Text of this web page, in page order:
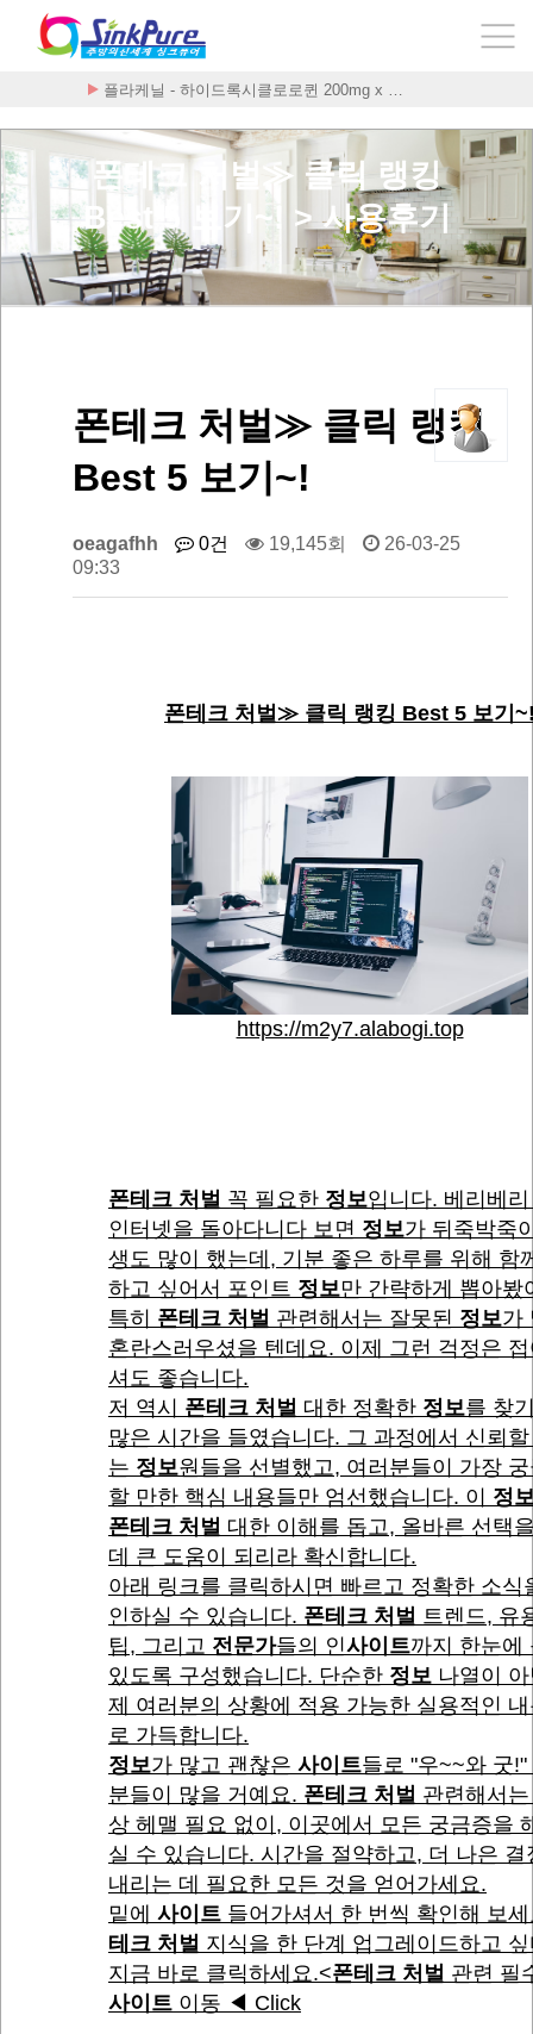
플라케닐 - 하이드록시클로로퀸 200mg x …
폰테크 처벌≫ 클릭 랭킹
Best 5 보기~! > 사용후기
폰테크 처벌≫ 클릭 랭킹
Best 5 보기~!
oeagafhh 0건 19,145회
26-03-25
09:33
폰테크 처벌≫ 클릭 랭킹 Best 5 보기
https://m2y7.alabogi.top
폰테크 처벌 꼭 필요한 정보입니다. 베리베
인터넷을 돌아다니다 보면 정보가 뒤죽박죽
생도 많이 했는데, 기분 좋은 하루를 위해 함
하고 싶어서 포인트 정보만 간략하게 뽑아봤
특히 폰테크 처벌 관련해서는 잘못된 정보가
혼란스러우셨을 텐데요. 이제 그런 걱정은
셔도 좋습니다.
저 역시 폰테크 처벌 대한 정확한 정보를 찾
많은 시간을 들였습니다. 그 과정에서 신뢰
는 정보원들을 선별했고, 여러분들이 가장
할 만한 핵심 내용들만 엄선했습니다. 이 정
폰테크 처벌 대한 이해를 돕고, 올바른 선택
데 큰 도움이 되리라 확신합니다.
아래 링크를 클릭하시면 빠르고 정확한 소식
인하실 수 있습니다. 폰테크 처벌 트렌드, 유
팁, 그리고 전문가들의 인사이트까지 한눈에
있도록 구성했습니다. 단순한 정보 나열이
제 여러분의 상황에 적용 가능한 실용적인
로 가득합니다.
정보가 많고 괜찮은 사이트들로 "우~~와 굿!"
분들이 많을 거예요. 폰테크 처벌 관련해서
상 헤맬 필요 없이, 이곳에서 모든 궁금증을
실 수 있습니다. 시간을 절약하고, 더 나은 결
내리는 데 필요한 모든 것을 얻어가세요.
밑에 사이트 들어가셔서 한 번씩 확인해 보
테크 처벌 지식을 한 단계 업그레이드하고
지금 바로 클릭하세요.<폰테크 처벌 관련 필
사이트 이동 ◀ Click